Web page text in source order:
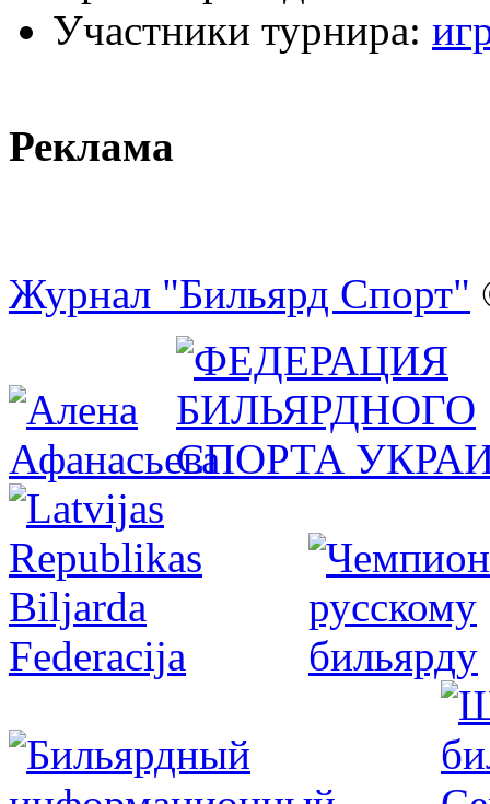
Участники турнира:
Реклама
Журнал "Бильярд Спорт"